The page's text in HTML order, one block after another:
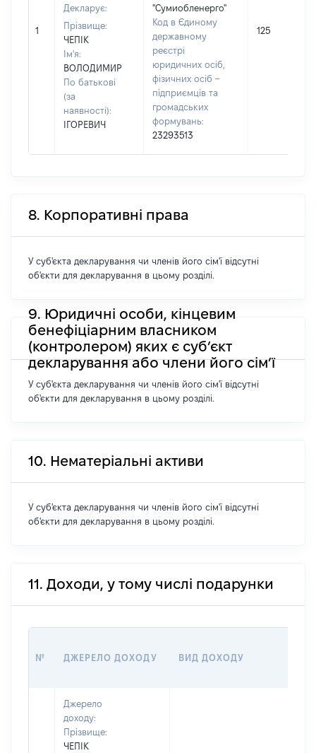
1
Декларує:
Прізвище:
ЧЕПІК
Ім'я:
ВОЛОДИМИР
По батькові
(за
наявності):
ІГОРЕВИЧ
"Сумиобленерго"
Код в Єдиному
державному
реєстрі
юридичних осіб,
фізичних осіб –
підприємців та
громадських
формувань:
23293513
125
8. Корпоративні права
У суб'єкта декларування чи членів його сім'ї відсутні
об'єкти для декларування в цьому розділі.
9. Юридичні особи, кінцевим
бенефіціарним власником
(контролером) яких є суб’єкт
декларування або члени його сім’ї
У суб'єкта декларування чи членів його сім'ї відсутні
об'єкти для декларування в цьому розділі.
10. Нематеріальні активи
У суб'єкта декларування чи членів його сім'ї відсутні
об'єкти для декларування в цьому розділі.
11. Доходи, у тому числі подарунки
№ ДЖЕРЕЛО ДОХОДУ ВИД ДОХОДУ
Джерело
доходу:
Прізвище:
ЧЕПІК